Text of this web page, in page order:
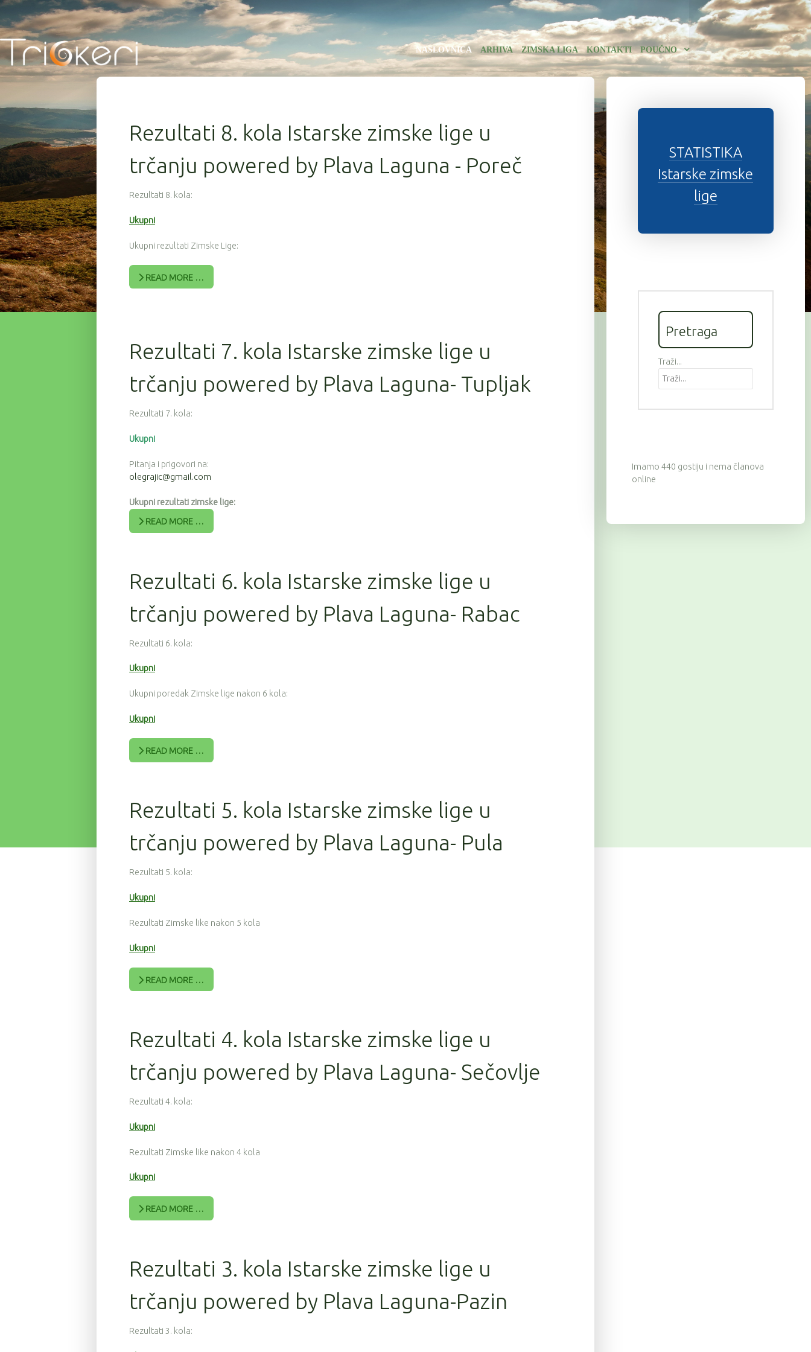
NASLOVNICA ARHIVA ZIMSKA LIGA KONTAKTI POUČNO
Rezultati 8. kola Istarske zimske lige u
trčanju powered by Plava Laguna - Poreč
Rezultati 8. kola:
Ukupni
Ukupni rezultati Zimske Lige:
READ MORE …
Rezultati 7. kola Istarske zimske lige u
trčanju powered by Plava Laguna- Tupljak
Rezultati 7. kola:
Ukupni
Pitanja i prigovori na:
olegrajic@gmail.com
Ukupni rezultati zimske lige:
READ MORE …
Rezultati 6. kola Istarske zimske lige u
trčanju powered by Plava Laguna- Rabac
Rezultati 6. kola:
Ukupni
Ukupni poredak Zimske lige nakon 6 kola:
Ukupni
READ MORE …
Rezultati 5. kola Istarske zimske lige u
trčanju powered by Plava Laguna- Pula
Rezultati 5. kola:
Ukupni
Rezultati Zimske like nakon 5 kola
Ukupni
READ MORE …
Rezultati 4. kola Istarske zimske lige u
trčanju powered by Plava Laguna- Sečovlje
Rezultati 4. kola:
Ukupni
Rezultati Zimske like nakon 4 kola
Ukupni
READ MORE …
Rezultati 3. kola Istarske zimske lige u
trčanju powered by Plava Laguna-Pazin
Rezultati 3. kola:
STATISTIKA
Istarske zimske
lige
Pretraga
Traži...
Imamo 440 gostiju i nema članova
online